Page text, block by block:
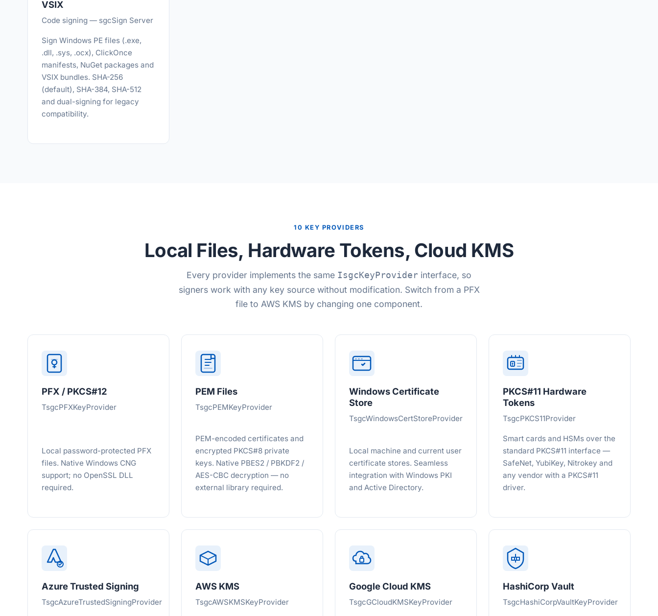
VSIX
Code signing — sgcSign Server
Sign Windows PE files (.exe,
.dll, .sys, .ocx), ClickOnce
manifests, NuGet packages and
VSIX bundles. SHA-256
(default), SHA-384, SHA-512
and dual-signing for legacy
compatibility.
10 KEY PROVIDERS
Local Files, Hardware Tokens, Cloud KMS
Every provider implements the same IsgcKeyProvider interface, so
signers work with any key source without modification. Switch from a PFX
file to AWS KMS by changing one component.
PFX / PKCS#12
TsgcPFXKeyProvider
Local password-protected PFX
files. Native Windows CNG
support; no OpenSSL DLL
required.
PEM Files
TsgcPEMKeyProvider
PEM-encoded certificates and
encrypted PKCS#8 private
keys. Native PBES2 / PBKDF2 /
AES-CBC decryption — no
external library required.
Windows Certificate
Store
TsgcWindowsCertStoreProvider
Local machine and current user
certificate stores. Seamless
integration with Windows PKI
and Active Directory.
PKCS#11 Hardware
Tokens
TsgcPKCS11Provider
Smart cards and HSMs over the
standard PKCS#11 interface —
SafeNet, YubiKey, Nitrokey and
any vendor with a PKCS#11
driver.
Azure Trusted Signing
TsgcAzureTrustedSigningProvider
AWS KMS
TsgcAWSKMSKeyProvider
Google Cloud KMS
TsgcGCloudKMSKeyProvider
HashiCorp Vault
TsgcHashiCorpVaultKeyProvider